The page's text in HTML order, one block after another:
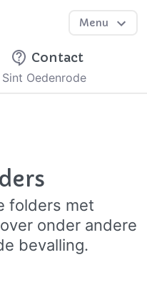
Menu
Contact
Oedenrode
folders met
onder andere
bevalling.